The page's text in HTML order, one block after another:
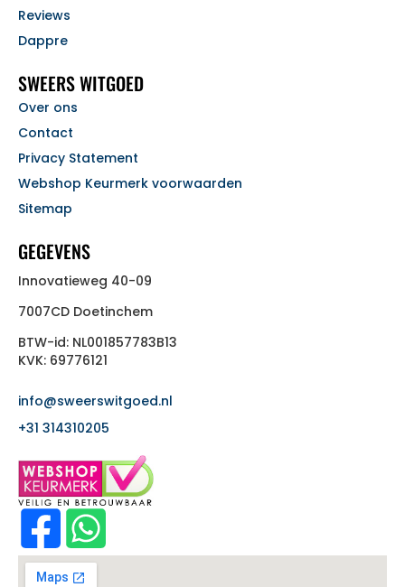
Reviews
Dappre
SWEERS WITGOED
Over ons
Contact
Privacy Statement
Webshop Keurmerk voorwaarden
Sitemap
GEGEVENS
Innovatieweg 40-09
7007CD Doetinchem
BTW-id: NL001857783B13
KVK: 69776121
info@sweerswitgoed.nl
+31 314310205